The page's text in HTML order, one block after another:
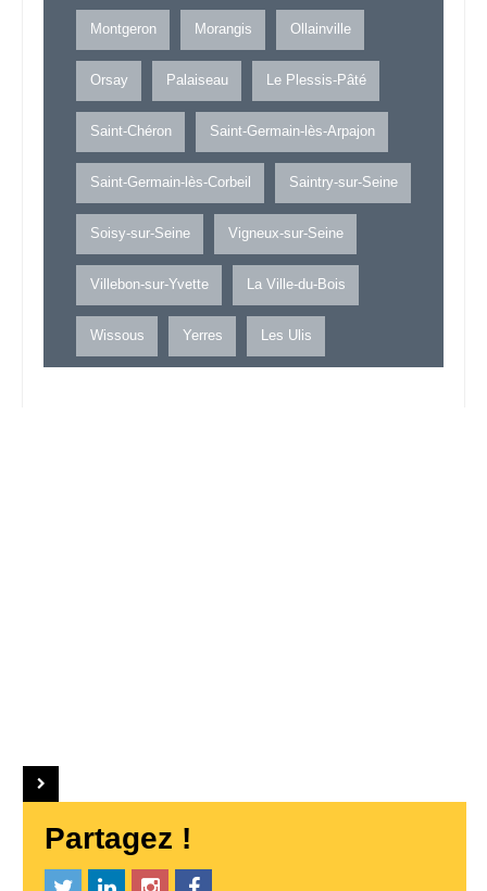
Montgeron Morangis Ollainville
Orsay Palaiseau Le Plessis-Pâté
Saint-Chéron Saint-Germain-lès-Arpajon
Saint-Germain-lès-Corbeil Saintry-sur-Seine
Soisy-sur-Seine Vigneux-sur-Seine
Villebon-sur-Yvette La Ville-du-Bois
Wissous Yerres Les Ulis
Partagez !